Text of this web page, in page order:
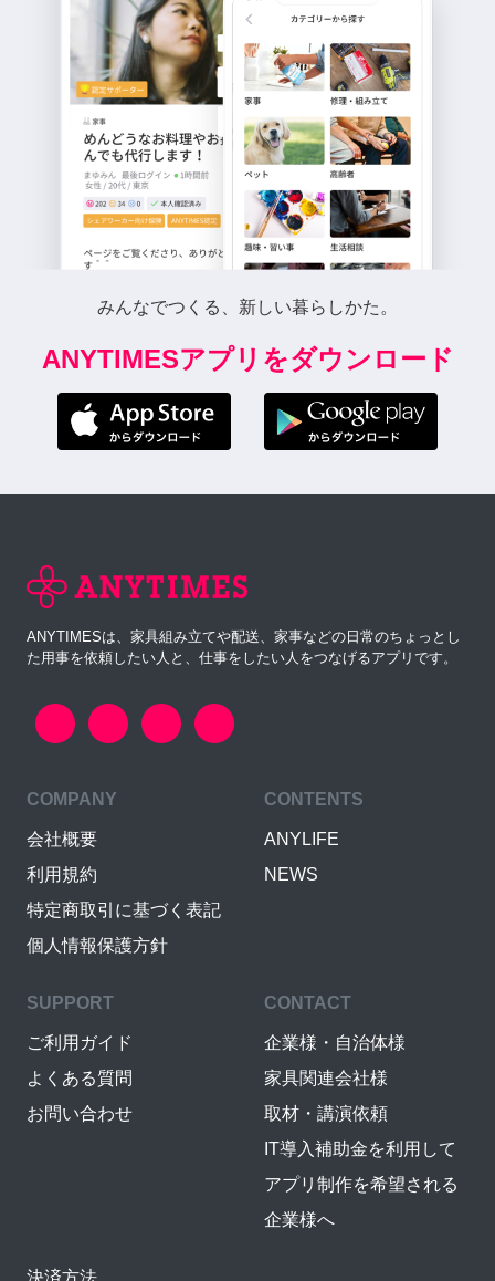
みんなでつくる、新しい暮らしかた。
ANYTIMESアプリをダウンロード
ANYTIMESは、家具組み立てや配送、家事などの日常のちょっとし
た用事を依頼したい人と、仕事をしたい人をつなげるアプリです。
COMPANY
会社概要
利用規約
特定商取引に基づく表記
個人情報保護方針
CONTENTS
ANYLIFE
NEWS
SUPPORT
ご利用ガイド
よくある質問
お問い合わせ
CONTACT
企業様・自治体様
家具関連会社様
取材・講演依頼
IT導入補助金を利用して
アプリ制作を希望される
企業様へ
決済方法